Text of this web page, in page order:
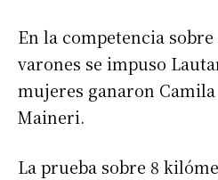
En la competencia
varones se impuso
mujeres ganaron
Maineri.
La prueba sobre 8